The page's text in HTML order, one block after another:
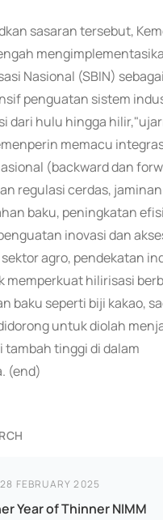
sasaran tersebut,
Nasional (SBIN)
penguatan sistem
dari hulu hingga
memacu
(backward dan
regulasi cerdas, jaminan
baku, peningkatan
inovasi dan
agro, pendekatan
memperkuat hilirisasi
baku seperti biji kakao,
untuk diolah
tinggi di dalam
(end)
28 FEBRUARY 2025
Year of Thinner NIMM